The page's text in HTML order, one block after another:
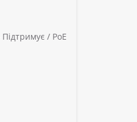
Підтримує / PoE